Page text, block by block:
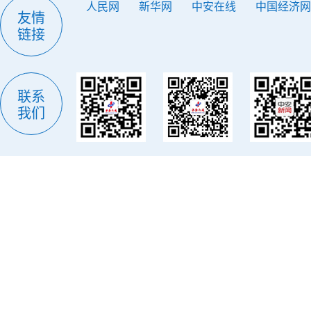
友情
链接
人民网 新华网 中安在线 中国经济网
联系
我们